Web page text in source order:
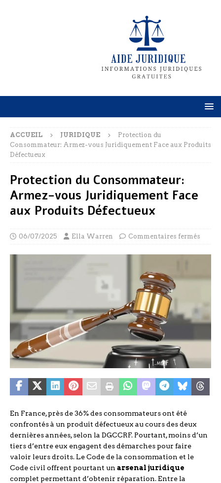
ACCUEIL JURIDIQUE
Protection du
Consommateur: Armez-vous Juridiquement Face aux Produits
Défectueux
Protection du Consommateur:
Armez-vous Juridiquement Face
aux Produits Défectueux
06/07/2025 Ella Warren Commentaires fermés
En France, près de 36% des consommateurs ont été
confrontés à un produit défectueux au cours des deux
dernières années, selon la DGCCRF. Pourtant, moins d’un
tiers d’entre eux engagent des démarches pour faire
valoir leurs droits. Le Code de la consommation et le
Code civil offrent pourtant un arsenal juridique
complet permettant d’obtenir réparation. Entre la